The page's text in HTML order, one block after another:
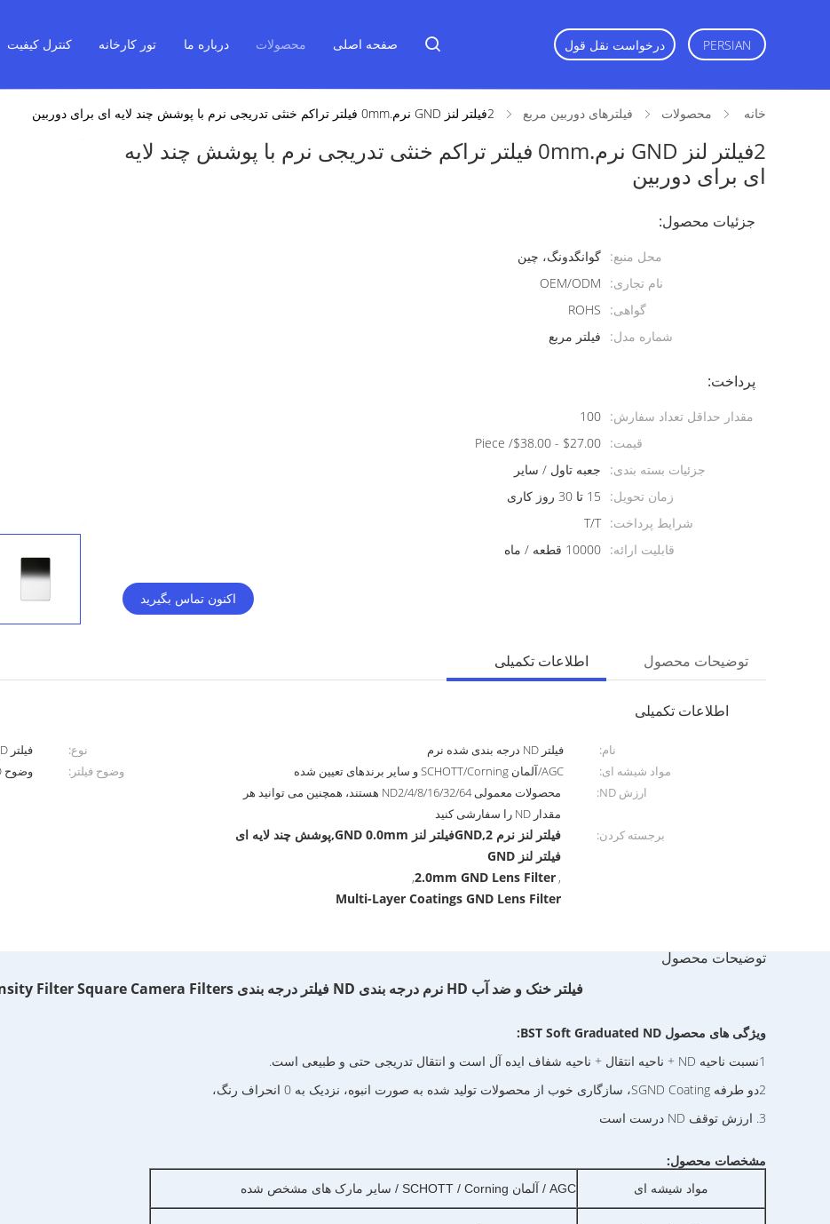
صفحه اصلی محصولات درباره ما تور کارخانه کنترل کیفیت درخواست نقل قول PERSIAN
خانه محصولات فیلترهای دوربین مربع 2فیلتر لنز GND نرم.0mm فیلتر تراکم خنثی تدریجی نرم با پوشش چند لایه ای برای دوربین
2فیلتر لنز GND نرم.0mm فیلتر تراکم خنثی تدریجی نرم با پوشش چند لایه
ای برای دوربین
جزئیات محصول:
محل منبع: گوانگدونگ، چین
نام تجاری:
OEM/ODM
گواهی:
ROHS
شماره مدل:
فیلتر مربع
پرداخت:
مقدار حداقل تعداد سفارش: 100
قیمت: $27.00 - $38.00/ Piece
جزئیات بسته بندی:
جعبه تاول / سایر
زمان تحویل:
15 تا 30 روز کاری
شرایط پرداخت: T/T
قابلیت ارائه: 10000 قطعه / ماه
اکنون تماس بگیرید
اطلاعات تکمیلی توضیحات محصول
اطلاعات تکمیلی
نام: فیلتر ND درجه بندی شده نرم نوع:
فیلتر SGND
مواد شیشه ای:
AGC/آلمان SCHOTT/Corning و سایر برندهای تعیین شده وضوح فیلتر:
وضوح HD
ارزش ND:
محصولات معمولی ND2/4/8/16/32/64 هستند، همچنین می توانید هر
مقدار ND را سفارشی کنید
برجسته کردن:
فیلتر لنز نرم GND,2فیلتر لنز GND 0.0mm,پوشش چند لایه ای
فیلتر لنز GND
,
2.0mm GND Lens Filter
,
Multi-Layer Coatings GND Lens Filter
توضیحات محصول
فیلتر خنک و ضد آب HD نرم درجه بندی ND فیلتر درجه بندی Neutral Density Filter Square Camera Filters
ویژگی های محصول BST Soft Graduated ND:
1نسبت ناحیه ND + ناحیه انتقال + ناحیه شفاف ایده آل است و انتقال تدریجی حتی و طبیعی است.
2دو طرفه SGND Coating، سازگاری خوب از محصولات تولید شده به صورت انبوه، نزدیک به 0 انحراف رنگ،
3. ارزش توقف ND درست است
مشخصات محصول:
مواد شیشه ای AGC / آلمان SCHOTT / Corning / سایر مارک های مشخص شده